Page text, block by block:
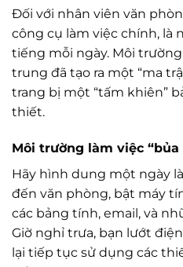
Đối với nhân viên văn
công cụ làm việc chính, là
tiếng mỗi ngày. Môi
trung đã tạo ra một “ma
trang bị một “tấm khiên”
thiết.
Môi trường làm việc
Hãy hình dung một ngày
đến văn phòng, bật máy
các bảng tính, email, và
Giờ nghỉ trưa, bạn lướt
lại tiếp tục sử dụng các